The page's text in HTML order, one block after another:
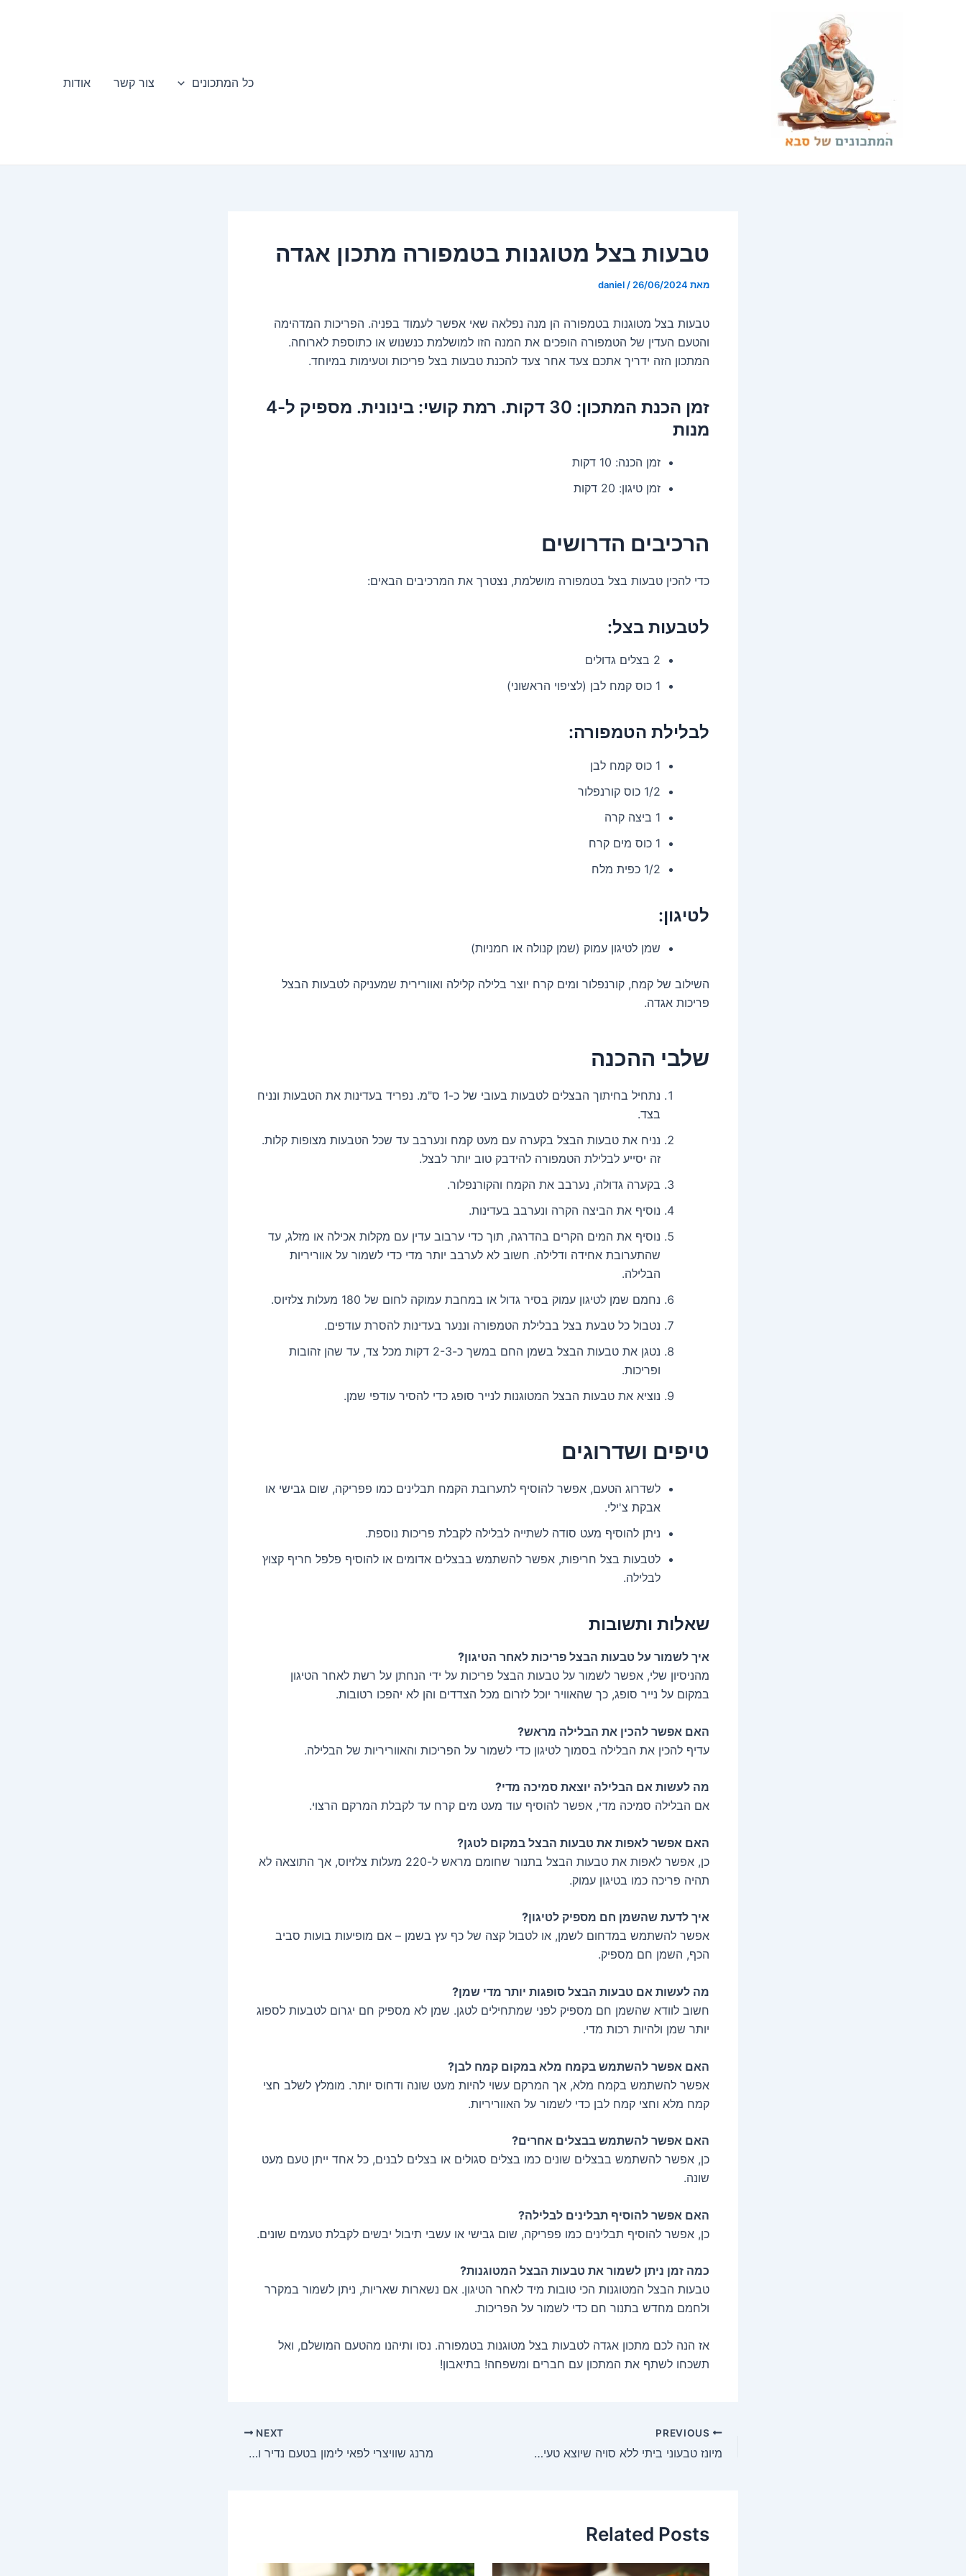
כל המתכונים צור קשר אודות
טבעות בצל מטוגנות בטמפורה מתכון אגדה
מאת daniel / 26/06/2024
טבעות בצל מטוגנות בטמפורה הן מנה נפלאה שאי אפשר לעמוד בפניה. הפריכות המדהימה
והטעם העדין של הטמפורה הופכים את המנה הזו למושלמת כנשנוש או כתוספת לארוחה.
המתכון הזה ידריך אתכם צעד אחר צעד להכנת טבעות בצל פריכות וטעימות במיוחד.
זמן הכנת המתכון: 30 דקות. רמת קושי: בינונית. מספיק ל-4
מנות
זמן הכנה: 10 דקות
זמן טיגון: 20 דקות
הרכיבים הדרושים
כדי להכין טבעות בצל בטמפורה מושלמת, נצטרך את המרכיבים הבאים:
לטבעות בצל:
2 בצלים גדולים
1 כוס קמח לבן (לציפוי הראשוני)
לבלילת הטמפורה:
1 כוס קמח לבן
1/2 כוס קורנפלור
1 ביצה קרה
1 כוס מים קרח
1/2 כפית מלח
לטיגון:
שמן לטיגון עמוק (שמן קנולה או חמניות)
השילוב של קמח, קורנפלור ומים קרח יוצר בלילה קלילה ואוורירית שמעניקה לטבעות הבצל
פריכות אגדה.
שלבי ההכנה
נתחיל בחיתוך הבצלים לטבעות בעובי של כ-1 ס"מ. נפריד בעדינות את הטבעות ונניח
בצד.
נניח את טבעות הבצל בקערה עם מעט קמח ונערבב עד שכל הטבעות מצופות קלות.
זה יסייע לבלילת הטמפורה להידבק טוב יותר לבצל.
בקערה גדולה, נערבב את הקמח והקורנפלור.
נוסיף את הביצה הקרה ונערבב בעדינות.
נוסיף את המים הקרים בהדרגה, תוך כדי ערבוב עדין עם מקלות אכילה או מזלג, עד
שהתערובת אחידה ודלילה. חשוב לא לערבב יותר מדי כדי לשמור על אווריריות
הבלילה.
נחמם שמן לטיגון עמוק בסיר גדול או במחבת עמוקה לחום של 180 מעלות צלזיוס.
נטבול כל טבעת בצל בבלילת הטמפורה וננער בעדינות להסרת עודפים.
נטגן את טבעות הבצל בשמן החם במשך כ-2-3 דקות מכל צד, עד שהן זהובות
ופריכות.
נוציא את טבעות הבצל המטוגנות לנייר סופג כדי להסיר עודפי שמן.
טיפים ושדרוגים
לשדרוג הטעם, אפשר להוסיף לתערובת הקמח תבלינים כמו פפריקה, שום גבישי או
אבקת צ'ילי.
ניתן להוסיף מעט סודה לשתייה לבלילה לקבלת פריכות נוספת.
לטבעות בצל חריפות, אפשר להשתמש בבצלים אדומים או להוסיף פלפל חריף קצוץ
לבלילה.
שאלות ותשובות
איך לשמור על טבעות הבצל פריכות לאחר הטיגון?
מהניסיון שלי, אפשר לשמור על טבעות הבצל פריכות על ידי הנחתן על רשת לאחר הטיגון
במקום על נייר סופג, כך שהאוויר יוכל לזרום מכל הצדדים והן לא יהפכו רטובות.
האם אפשר להכין את הבלילה מראש?
עדיף להכין את הבלילה בסמוך לטיגון כדי לשמור על הפריכות והאווריריות של הבלילה.
מה לעשות אם הבלילה יוצאת סמיכה מדי?
אם הבלילה סמיכה מדי, אפשר להוסיף עוד מעט מים קרח עד לקבלת המרקם הרצוי.
האם אפשר לאפות את טבעות הבצל במקום לטגן?
כן, אפשר לאפות את טבעות הבצל בתנור שחומם מראש ל-220 מעלות צלזיוס, אך התוצאה לא
תהיה פריכה כמו בטיגון עמוק.
איך לדעת שהשמן חם מספיק לטיגון?
אפשר להשתמש במדחום לשמן, או לטבול קצה של כף עץ בשמן – אם מופיעות בועות סביב
הכף, השמן חם מספיק.
מה לעשות אם טבעות הבצל סופגות יותר מדי שמן?
חשוב לוודא שהשמן חם מספיק לפני שמתחילים לטגן. שמן לא מספיק חם יגרום לטבעות לספוג
יותר שמן ולהיות רכות מדי.
האם אפשר להשתמש בקמח מלא במקום קמח לבן?
אפשר להשתמש בקמח מלא, אך המרקם עשוי להיות מעט שונה ודחוס יותר. מומלץ לשלב חצי
קמח מלא וחצי קמח לבן כדי לשמור על האווריריות.
האם אפשר להשתמש בבצלים אחרים?
כן, אפשר להשתמש בבצלים שונים כמו בצלים סגולים או בצלים לבנים, כל אחד ייתן טעם מעט
שונה.
האם אפשר להוסיף תבלינים לבלילה?
כן, אפשר להוסיף תבלינים כמו פפריקה, שום גבישי או עשבי תיבול יבשים לקבלת טעמים שונים.
כמה זמן ניתן לשמור את טבעות הבצל המטוגנות?
טבעות הבצל המטוגנות הכי טובות מיד לאחר הטיגון. אם נשארות שאריות, ניתן לשמור במקרר
ולחמם מחדש בתנור חם כדי לשמור על הפריכות.
אז הנה לכם מתכון אגדה לטבעות בצל מטוגנות בטמפורה. נסו ותיהנו מהטעם המושלם, ואל
תשכחו לשתף את המתכון עם חברים ומשפחה! בתיאבון!
מיונז טבעוני ביתי ללא סויה שיוצא טעים טילים
NEXT
מרנג שוויצרי לפאי לימון בטעם נדיר ומעלף ממש
Related Posts